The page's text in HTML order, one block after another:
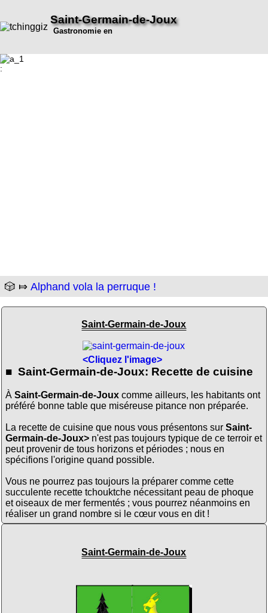
Saint-Germain-de-Joux
Gastronomie en
:
🎲 ⤇ Alphand vola la perruque !
Saint-Germain-de-Joux
<Cliquez l'image>
■ Saint-Germain-de-Joux: Recette de cuisine
À Saint-Germain-de-Jouxcomme ailleurs, les habitants ont
préféré bonne table que miséreuse pitance non préparée.
La recette de cuisine que nous vous présentons sur Saint-
Germain-de-Joux>n'est pas toujours typique de ce terroir et
peut provenir de tous horizons et périodes ; nous en
spécifions l'origine quand possible.
Vous ne pourrez pas toujours la préparer comme cette
succulente recette tchouktche nécessitant peau de phoque
et oiseaux de mer fermentés ; vous pourrez néanmoins en
réaliser un grand nombre si le cœur vous en dit !
Saint-Germain-de-Joux